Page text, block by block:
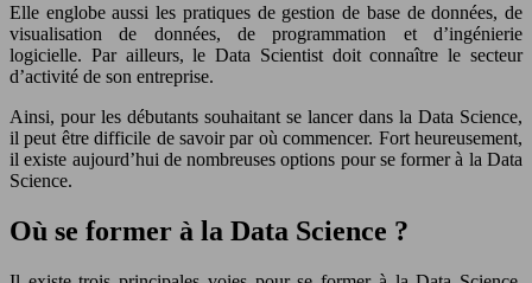
Elle englobe aussi les pratiques de gestion de base de données, de
visualisation de données, de programmation et d’ingénierie
logicielle. Par ailleurs, le Data Scientist doit connaître le secteur
d’activité de son entreprise.
Ainsi, pour les débutants souhaitant se lancer dans la Data Science,
il peut être difficile de savoir par où commencer. Fort heureusement,
il existe aujourd’hui de nombreuses options pour se former à la Data
Science.
Où se former à la Data Science ?